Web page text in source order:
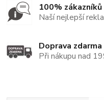
100%
Naší nejlepší
Doprava zdarma
Při nákupu nad